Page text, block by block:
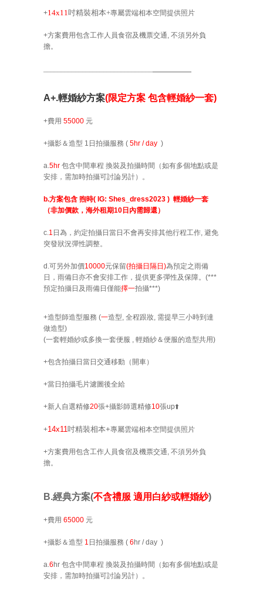
+14x11吋精裝相本+專屬雲端相本空間提供照片
+方案費用包含工作人員食宿及機票交通, 不須另外負
擔。
A+.輕婚紗方案(限定方案 包含輕婚紗一套)
+費用 55000 元
+攝影＆造型 1 日拍攝服務 ( 5hr / day )
a.5hr 包含中間車程 換裝及拍攝時間（如有多個地點或是
安排，需加時拍攝可討論另計）。
b.方案包含 煦時( IG: Shes_dress2023 ) 輕婚紗一套
（非加價款，海外租期10日內需歸還）
c.1 日為，約定拍攝日當日不會再安排其他行程工作, 避免
突發狀況彈性調整。
d.可另外加價10000元保留(拍攝日隔日)為預定之雨備
日，雨備日亦不會安排工作，提供更多彈性及保障。(***
預定拍攝日及雨備日僅能擇一拍攝***)
+造型師造型服務 (一造型, 全程跟妝, 需提早三小時到達
做造型)
(一套輕婚紗或多換一套便服 , 輕婚紗＆便服的造型共用)
+包含拍攝日 當日 交通移動（ 開車）
+當日拍攝毛片濾圖後全給
+新人自選精修20張+攝影師選精修10張up⬆️
+14x11吋精裝相本+專屬雲端相本空間提供照片
+方案費用包含工作人員食宿及機票交通, 不須另外負
擔。
B.經典方案(不含禮服 適用白紗或輕婚紗)
+費用 65000 元
+攝影＆造型 1 日拍攝服務 ( 6 hr / day )
a.6 hr 包含中間車程 換裝及拍攝時間
（如有多個地點或是
安排，需加時拍攝可討論另計）。